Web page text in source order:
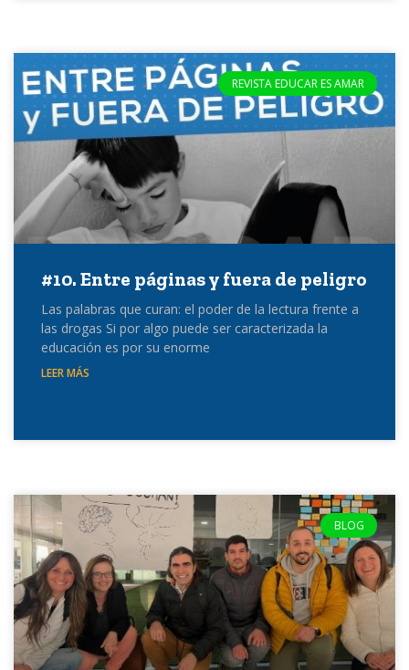
REVISTA EDUCAR ES AMAR
#10. Entre páginas y fuera de peligro
Las palabras que curan: el poder de la lectura frente a
las drogas Si por algo puede ser caracterizada la
educación es por su enorme
LEER MÁS
BLOG